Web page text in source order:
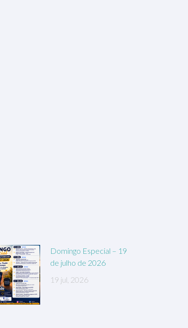
Domingo Especial – 19
de julho de 2026
19 jul, 2026